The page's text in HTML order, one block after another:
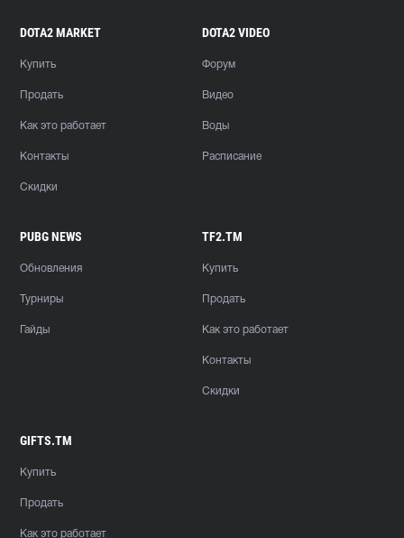
DOTA2 MARKET
Купить
Продать
Как это работает
Контакты
Скидки
DOTA2 VIDEO
Форум
Видео
Воды
Расписание
PUBG NEWS
Обновления
Турниры
Гайды
TF2.TM
Купить
Продать
Как это работает
Контакты
Скидки
GIFTS.TM
Купить
Продать
Как это работает